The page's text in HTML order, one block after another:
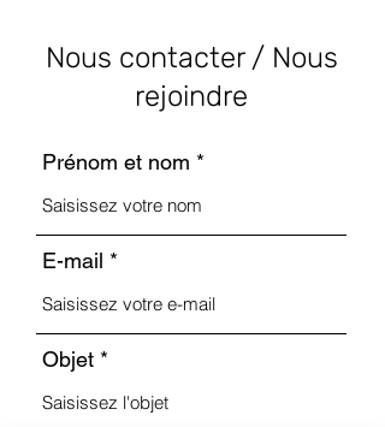
Nous contacter / Nous
rejoindre
Prénom et nom
E-mail
Objet